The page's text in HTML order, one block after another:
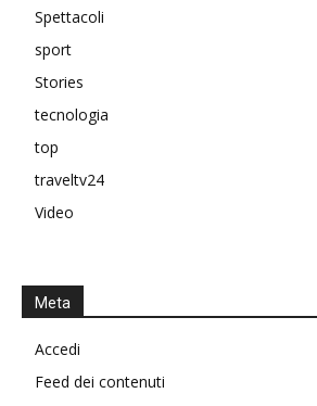
Spettacoli
sport
Stories
tecnologia
top
traveltv24
Video
Meta
Accedi
Feed dei contenuti